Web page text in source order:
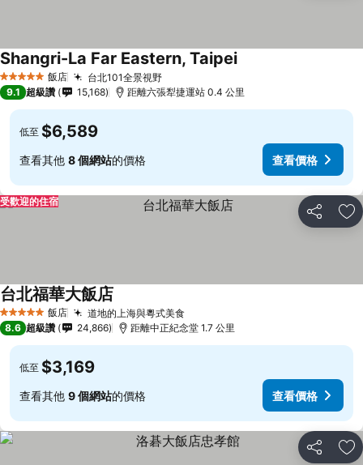
5 星級 飯店 台北101全景視野查看價格
Shangri-La Far Eastern, Taipei查看價格
9.1 超級讚 15,168 距離六張犁捷運站 0.4 公里
低至 $6,589
查看其他 8 個網站的價格 查看價格
分享 加
受歡迎的住宿
5 星級 飯店 道地的上海與粵式美食查看價格
台北福華大飯店
8.6 超級讚 24,866 距離中正紀念堂 1.7 公里
低至 $3,169
查看其他 9 個網站的價格 查看價格
分享 加